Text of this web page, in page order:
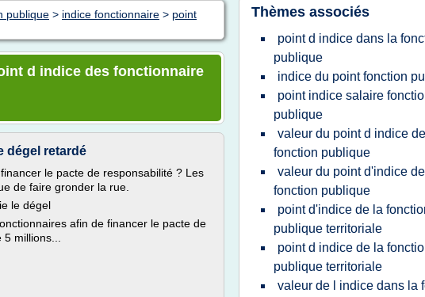
publique > indice fonctionnaire > point
d indice des fonctionnaire
dégel retardé
le pacte de responsabilité ? Les
de faire gronder la rue.
le dégel
afin de financer le pacte de
millions...
Thèmes associés
point d indice dans la
publique
indice du point fonction
point indice salaire
publique
valeur du point d indice
fonction publique
valeur du point d'indice
fonction publique
point d'indice de la
publique territoriale
point d indice de la
publique territoriale
valeur de l indice dans la